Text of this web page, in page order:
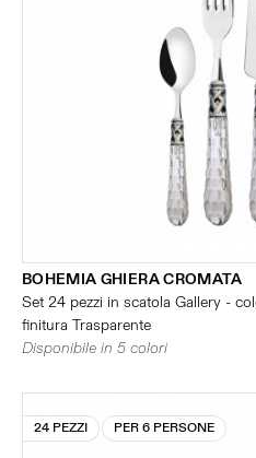
BOHEMIA GHIERA CROMATA
Set 24 pezzi in scatola Gallery -
finitura Trasparente
Disponibile in 5 colori
24 PEZZI PER 6 PERSONE